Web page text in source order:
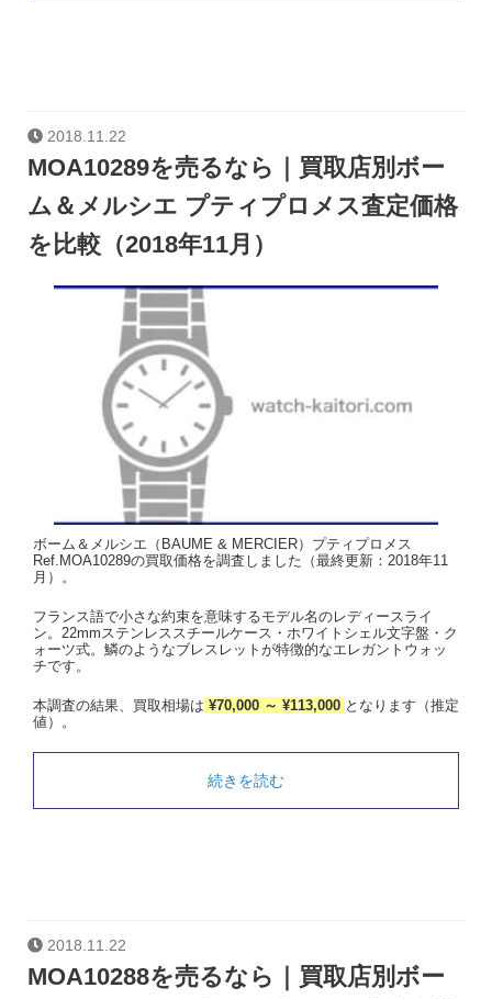
2018.11.22
MOA10289を売るなら｜買取店別ボー
ム＆メルシエ プティプロメス査定価格
を比較（2018年11月）
ボーム＆メルシエ（BAUME & MERCIER）プティプロメス
Ref.MOA10289の買取価格を調査しました（最終更新：2018年11
月）。
フランス語で小さな約束を意味するモデル名のレディースライ
ン。22mmステンレススチールケース・ホワイトシェル文字盤・ク
ォーツ式。鱗のようなブレスレットが特徴的なエレガントウォッ
チです。
本調査の結果、買取相場は ¥70,000 ～ ¥113,000 となります（推定
値）。
続きを読む
2018.11.22
MOA10288を売るなら｜買取店別ボー